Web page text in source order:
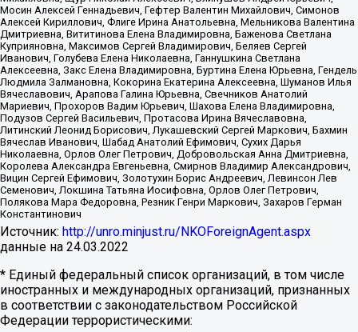
Мосин Алексей Геннадьевич, Гефтер Валентин Михайлович, Симонов
Алексей Кириллович, Флиге Ирина Анатольевна, Мельникова Валентина
Дмитриевна, Вититинова Елена Владимировна, Баженова Светлана
Куприяновна, Максимов Сергей Владимирович, Беляев Сергей
Иванович, Голубева Елена Николаевна, Ганнушкина Светлана
Алексеевна, Закс Елена Владимировна, Буртина Елена Юрьевна, Гендель
Людмила Залмановна, Кокорина Екатерина Алексеевна, Шуманов Илья
Вячеславович, Арапова Галина Юрьевна, Свечников Анатолий
Мариевич, Прохоров Вадим Юрьевич, Шахова Елена Владимировна,
Подузов Сергей Васильевич, Протасова Ирина Вячеславовна,
Литинский Леонид Борисович, Лукашевский Сергей Маркович, Бахмин
Вячеслав Иванович, Шабад Анатолий Ефимович, Сухих Дарья
Николаевна, Орлов Олег Петрович, Добровольская Анна Дмитриевна,
Королева Александра Евгеньевна, Смирнов Владимир Александрович,
Вицин Сергей Ефимович, Золотухин Борис Андреевич, Левинсон Лев
Семенович, Локшина Татьяна Иосифовна, Орлов Олег Петрович,
Полякова Мара Федоровна, Резник Генри Маркович, Захаров Герман
Константинович
Источник: http://unro.minjust.ru/NKOForeignAgent.aspx
данные на 24.03.2022
* Единый федеральный список организаций, в том числе
иностранных и международных организаций, признанных
в соответствии с законодательством Российской
Федерации террористическими: